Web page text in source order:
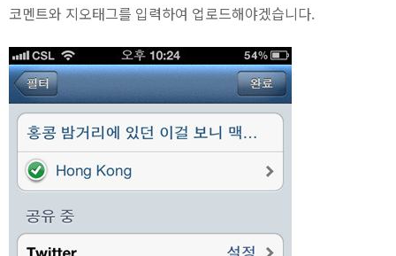
코멘트와 지오태그를 입력하여 업로드해야겠습니다.